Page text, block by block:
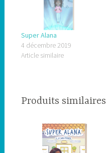
Super Alana
4 décembre 2019
Article similaire
Produits similaires